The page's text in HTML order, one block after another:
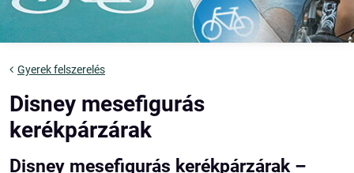
Gyerek felszerelés
Disney mesefigurás
kerékpárzárak
Disney mesefigurás kerékpárzárak –